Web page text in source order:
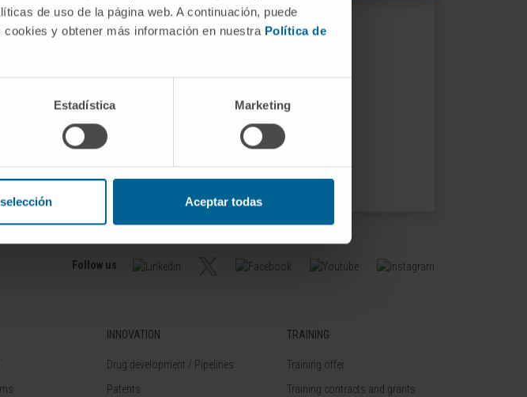
de uso de la página web. A continuación, puede
y obtener más información en nuestra Política de
Estadística Marketing
Aceptar todas
Follow us
INNOVATION
Drug development / Pipelines
Patents
TRAINING
Training offer
Training contracts and grants